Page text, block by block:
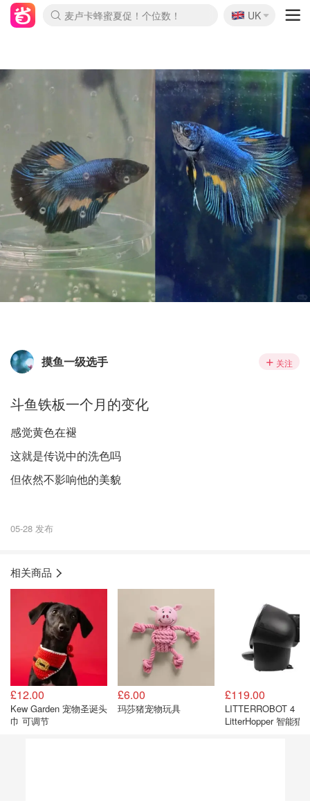
Prada/Miu 4.8折！
🇬🇧
UK
摸鱼一级选手 关注
斗鱼铁板一个月的变化
感觉黄色在褪
这就是传说中的洗色吗
但依然不影响他的美貌
05-28 发布
相关商品
£12.00
Kew Garden 宠物圣诞头
巾 可调节
£6.00
玛莎猪宠物玩具
£119.00
LITTERROBOT 4
LitterHopper 智能猫